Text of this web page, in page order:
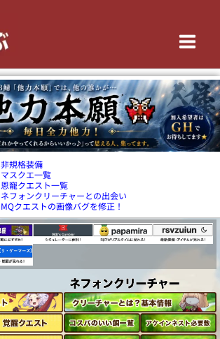
非規格装備
マスクエ一覧
恩寵クエスト一覧
ネフォンクリーチャーとの出会い
MQクエストの画像バグを修正！